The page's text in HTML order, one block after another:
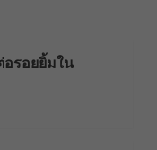
อรอยยิ้มใน